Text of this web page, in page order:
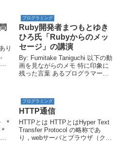
て...
り
プログラミング
Ruby開発者まつもとゆき
ひろ氏「Rubyからのメッ
セージ」の講演
By: Fumitake Taniguchi 以下の動
画を見ながらのメモ 特に印象に
残った言葉 あるプログラマーが
によらず一定である 参考動画 <a
href=""&...
＊
プログラミング
HTTP通信
HTTPとは HTTPとはHyper Text
Transfer Protocol の略称であ
り，webサーバとブラウザ（クラ